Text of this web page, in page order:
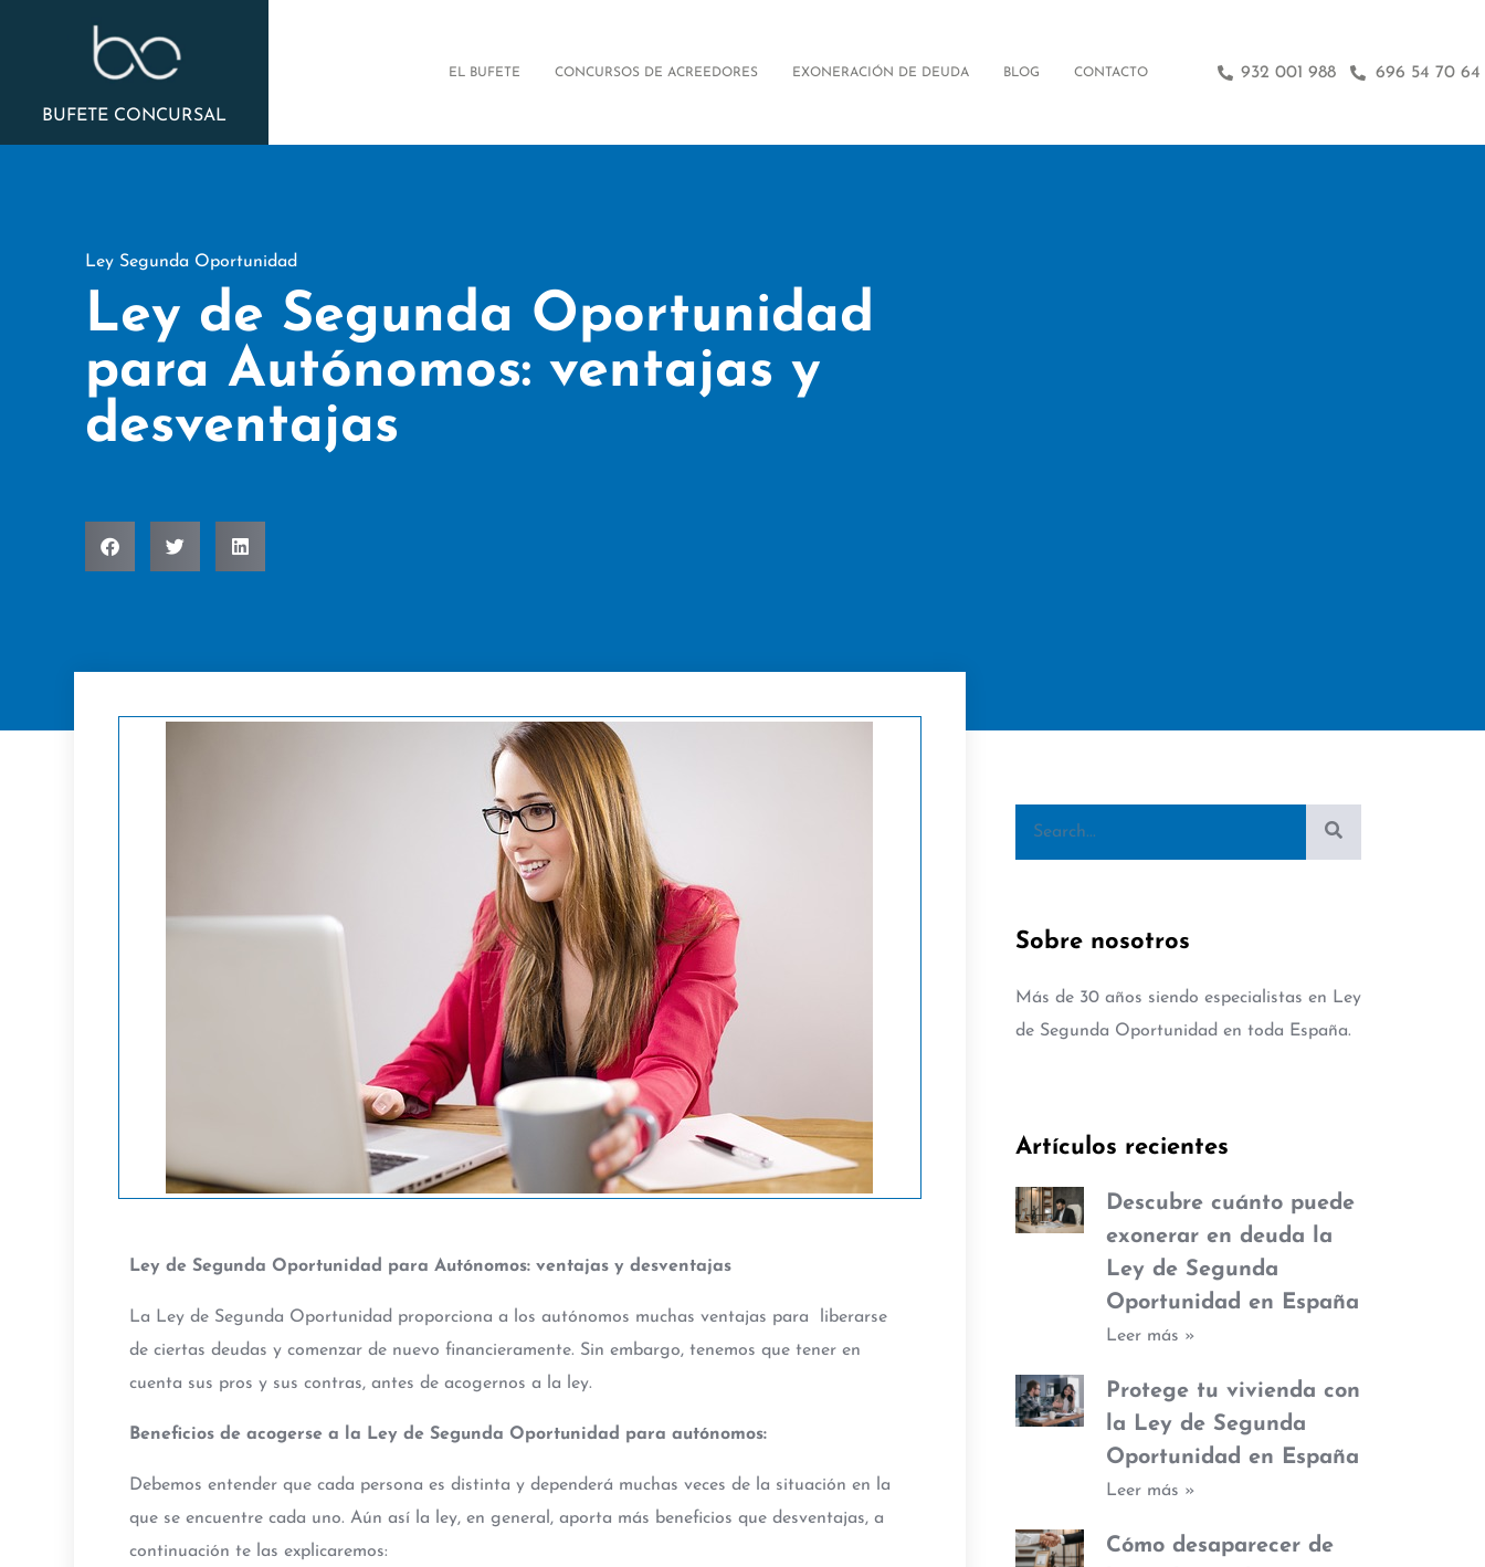
BUFETE CONCURSAL
EL BUFETE CONCURSOS DE ACREEDORES EXONERACIÓN DE DEUDA BLOG CONTACTO 932 001 988 696 54 70 64
Ley Segunda Oportunidad
Ley de Segunda Oportunidad
para Autónomos: ventajas y
desventajas
Ley de Segunda Oportunidad para Autónomos: ventajas y desventajas
La Ley de Segunda Oportunidad proporciona a los autónomos muchas ventajas para liberarse
de ciertas deudas y comenzar de nuevo financieramente. Sin embargo, tenemos que tener en
cuenta sus pros y sus contras, antes de acogernos a la ley.
Beneficios de acogerse a la Ley de Segunda Oportunidad para autónomos:
Debemos entender que cada persona es distinta y dependerá muchas veces de la situación en la
que se encuentre cada uno. Aún así la ley, en general, aporta más beneficios que desventajas, a
continuación te las explicaremos:
Sobre nosotros
Más de 30 años siendo especialistas en Ley
de Segunda Oportunidad en toda España.
Artículos recientes
Descubre cuánto puede
exonerar en deuda la
Ley de Segunda
Oportunidad en España
Leer más »
Protege tu vivienda con
la Ley de Segunda
Oportunidad en España
Leer más »
Cómo desaparecer de